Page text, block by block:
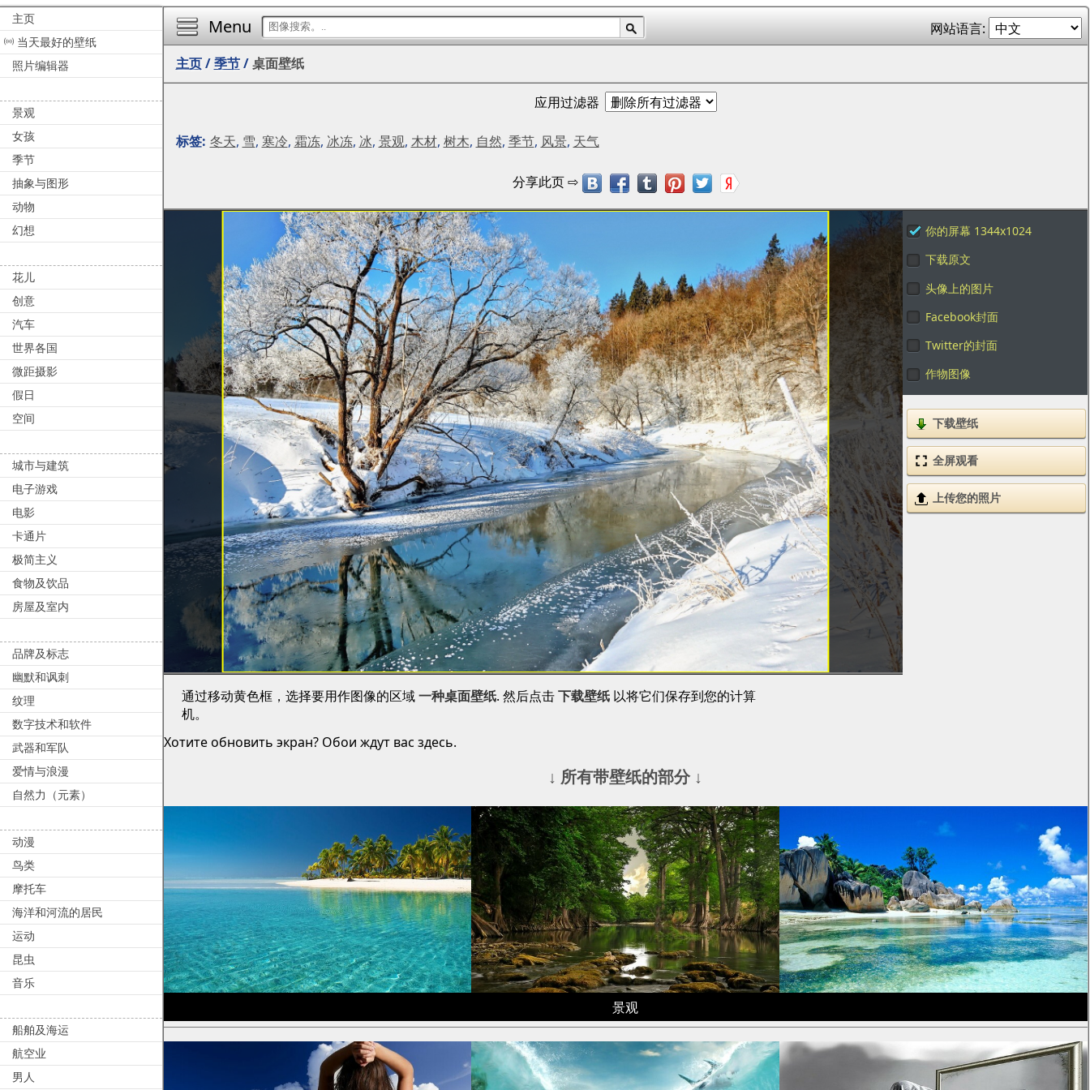
主页
当天最好的壁纸
照片编辑器
景观
女孩
季节
抽象与图形
动物
幻想
花儿
创意
汽车
世界各国
微距摄影
假日
空间
城市与建筑
电子游戏
电影
卡通片
极简主义
食物及饮品
房屋及室内
品牌及标志
幽默和讽刺
纹理
数字技术和软件
武器和军队
爱情与浪漫
自然力（元素）
动漫
鸟类
摩托车
海洋和河流的居民
运动
昆虫
音乐
船舶及海运
航空业
男人
Menu
网站语言:
主页/季节/桌面壁纸
应用过滤器
标签: 冬天, 雪, 寒冷, 霜冻, 冰冻, 冰, 景观, 木材, 树木, 自然, 季节, 风景, 天气
你的屏幕 1344x1024
下载原文
头像上的图片
Facebook封面
Twitter的封面
作物图像
下载壁纸
全屏观看
上传您的照片
通过移动黄色框，选择要用作图像的区域一种桌面壁纸. 然后点击下载壁纸 以将它们保存到您的计算
机。
Хотите обновить экран? Обои ждут вас здесь.
↓ 所有带壁纸的部分 ↓
景观